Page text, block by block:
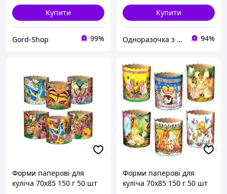
Купити
Gord-Shop 99%
Купити
Одноразочка з асортиментом 5000+ 94%
Форми паперові для
куліча 70х85 150 г 50 шт
Форми паперові для
куліча 70х85 150 г 50 шт